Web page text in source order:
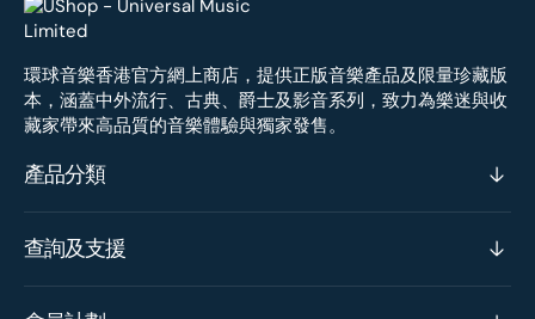
環球音樂香港官方網上商店，提供正版音樂產品及限量珍藏版
本，涵蓋中外流行、古典、爵士及影音系列，致力為樂迷與收
藏家帶來高品質的音樂體驗與獨家發售。
產品分類
查詢及支援